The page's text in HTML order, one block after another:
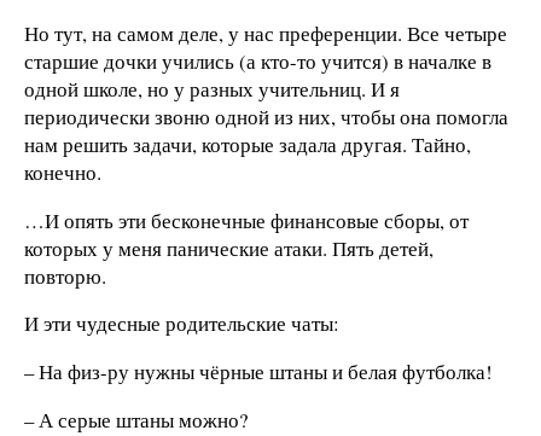
Но тут, на самом деле, у нас преференции. Все четыре
старшие дочки учились (а кто-то учится) в началке в
одной школе, но у разных учительниц. И я
периодически звоню одной из них, чтобы она помогла
нам решить задачи, которые задала другая. Тайно,
конечно.
…И опять эти бесконечные финансовые сборы, от
которых у меня панические атаки. Пять детей,
повторю.
И эти чудесные родительские чаты:
– На физ-ру нужны чёрные штаны и белая футболка!
– А серые штаны можно?